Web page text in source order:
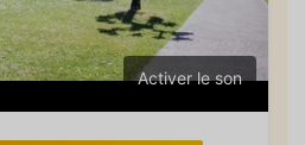
Activer le son